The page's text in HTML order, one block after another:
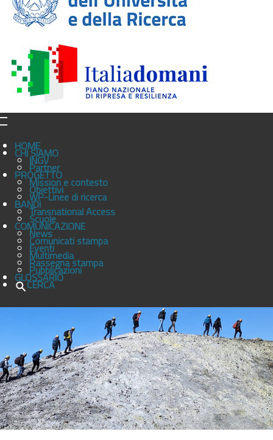
HOME
CHI SIAMO
INGV
Partner
PROGETTO
Mission e contesto
Obiettivi
WP-Linee di ricerca
BANDITransnational Access
Scuole
COMUNICAZIONE
News
Comunicati stampa
Eventi
Multimedia
Rassegna stampa
Pubblicazioni
GLOSSARIO
CERCA